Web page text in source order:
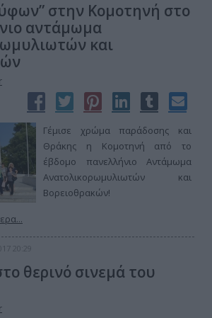
στην Κομοτηνή στο
αντάμωμα
και
Γέμισε χρώμα παράδοσης και
Θράκης η Κομοτηνή από το
έβδομο πανελλήνιο Αντάμωμα
Ανατολικορωμυλιωτών και
Βορειοθρακών!
20:29
θερινό σινεμά του